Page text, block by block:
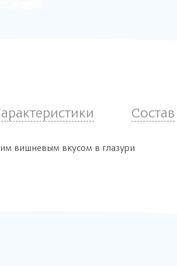
Состав
вишневым вкусом в глазури